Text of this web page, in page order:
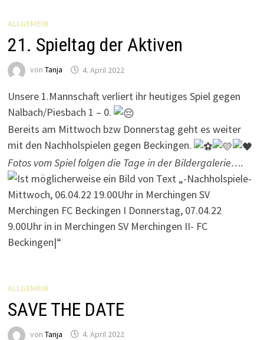
ALLGEMEIN
21. Spieltag der Aktiven
von Tanja 4. April 2022
Unsere 1.Mannschaft verliert ihr heutiges Spiel gegen
Nalbach/Piesbach 1 – 0.
Bereits am Mittwoch bzw Donnerstag geht es weiter
mit den Nachholspielen gegen Beckingen.
Fotos vom Spiel folgen die Tage in der Bildergalerie….
ALLGEMEIN
SAVE THE DATE
von Tanja 4. April 2022